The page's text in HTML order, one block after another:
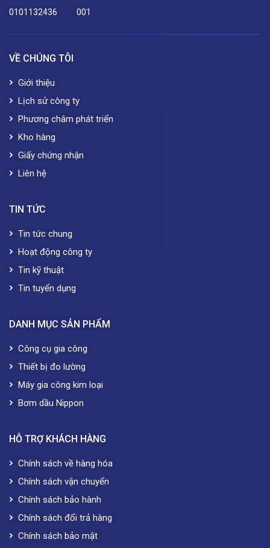
0101132436
001
VỀ CHÚNG TÔI
Giới thiệu
Lịch sử công ty
Phương châm phát triển
Kho hàng
Giấy chứng nhận
Liên hệ
TIN TỨC
Tin tức chung
Hoạt động công ty
Tin kỹ thuật
Tin tuyển dụng
DANH MỤC SẢN PHẨM
Công cụ gia công
Thiết bị đo lường
Máy gia công kim loại
Bơm dầu Nippon
HỖ TRỢ KHÁCH HÀNG
Chính sách về hàng hóa
Chính sách vận chuyển
Chính sách bảo hành
Chính sách đổi trả hàng
Chính sách bảo mật